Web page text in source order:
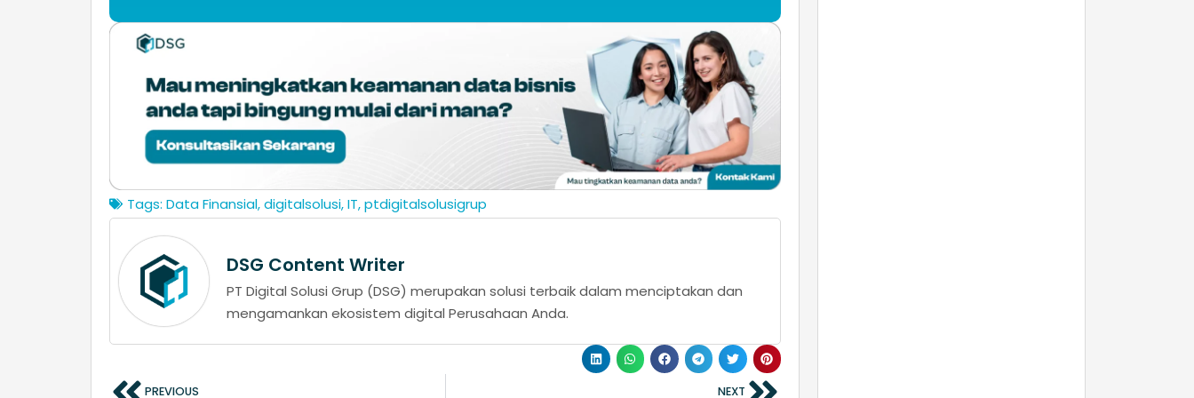
Tags: Data Finansial,digitalsolusi,IT,ptdigitalsolusigrup
DSG Content Writer
PT Digital Solusi Grup (DSG) merupakan solusi terbaik dalam menciptakan dan
mengamankan ekosistem digital Perusahaan Anda.
PREVIOUS NEXT